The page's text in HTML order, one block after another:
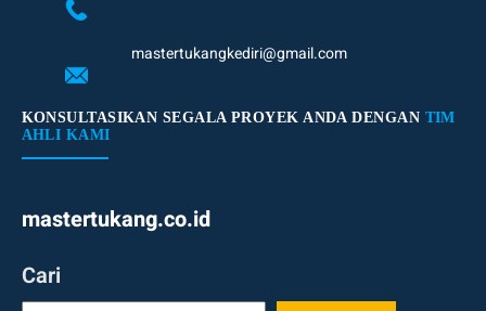
mastertukangkediri@gmail.com
KONSULTASIKAN SEGALA PROYEK ANDA DENGAN TIM
AHLI KAMI
mastertukang.co.id
Cari